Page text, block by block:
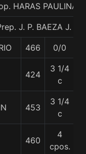
HARAS PAULINA
J. P. BAEZA J.
466 0/0
424
3 1/4
c
453
3 1/4
c
460
4
cpos.